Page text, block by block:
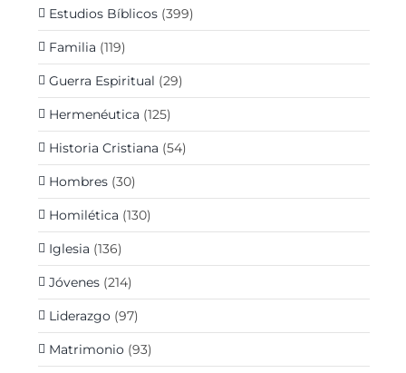
Estudios Bíblicos (399)
Familia (119)
Guerra Espiritual (29)
Hermenéutica (125)
Historia Cristiana (54)
Hombres (30)
Homilética (130)
Iglesia (136)
Jóvenes (214)
Liderazgo (97)
Matrimonio (93)